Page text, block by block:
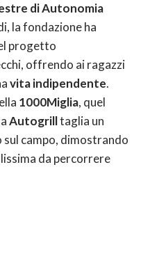
di Autonomia
la fondazione ha
progetto
offrendo ai ragazzi
vita indipendente.
1000Miglia, quel
Autogrilltaglia un
campo, dimostrando
da percorrere